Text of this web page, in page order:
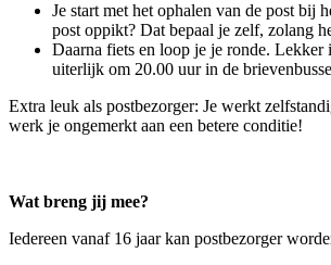
Je start met het ophalen van de post bij
post oppikt? Dat bepaal je zelf, zolang
Daarna fiets en loop je je ronde. Lekker
uiterlijk om 20.00 uur in de
Extra leuk als postbezorger: Je werkt
werk je ongemerkt aan een betere conditie!
Wat breng jij mee?
Iedereen vanaf 16 jaar kan postbezorger